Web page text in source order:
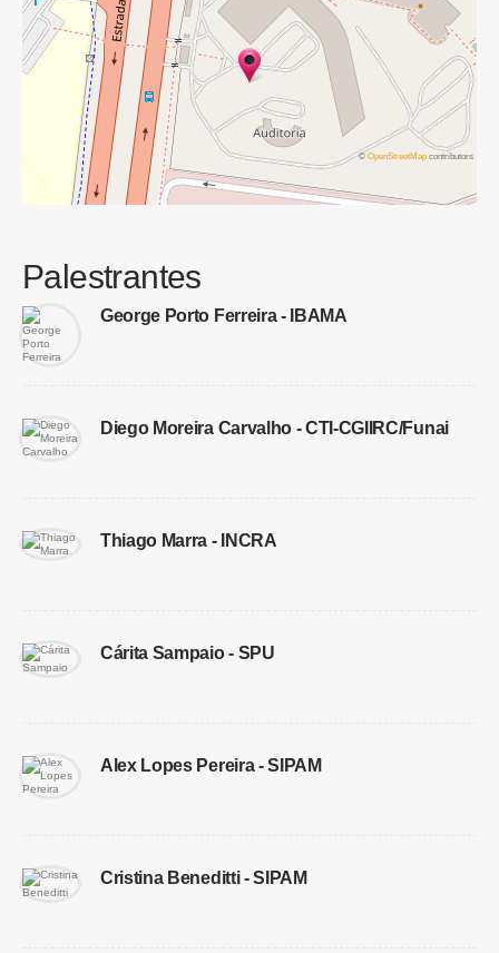
© OpenStreetMap contributors
Palestrantes
George Porto Ferreira - IBAMA
Diego Moreira Carvalho - CTI-CGIIRC/Funai
Thiago Marra - INCRA
Cárita Sampaio - SPU
Alex Lopes Pereira - SIPAM
Cristina Beneditti - SIPAM